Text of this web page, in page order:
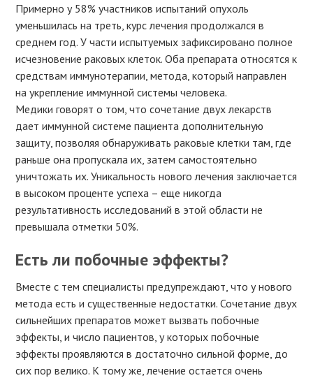
Примерно у 58% участников испытаний опухоль
уменьшилась на треть, курс лечения продолжался в
среднем год. У части испытуемых зафиксировано полное
исчезновение раковых клеток. Оба препарата относятся к
средствам иммунотерапии, метода, который направлен
на укрепление иммунной системы человека.
Медики говорят о том, что сочетание двух лекарств
дает иммунной системе пациента дополнительную
защиту, позволяя обнаруживать раковые клетки там, где
раньше она пропускала их, затем самостоятельно
уничтожать их. Уникальность нового лечения заключается
в высоком проценте успеха – еще никогда
результативность исследований в этой области не
превышала отметки 50%.
Есть ли побочные эффекты?
Вместе с тем специалисты предупреждают, что у нового
метода есть и существенные недостатки. Сочетание двух
сильнейших препаратов может вызвать побочные
эффекты, и число пациентов, у которых побочные
эффекты проявляются в достаточно сильной форме, до
сих пор велико. К тому же, лечение остается очень